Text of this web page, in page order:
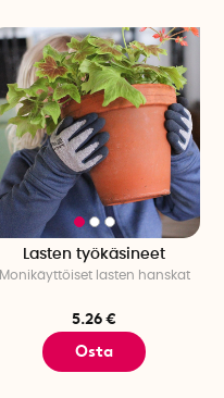
Lasten työkäsineet
Monikäyttöiset lasten hanskat
5.26 €
Osta